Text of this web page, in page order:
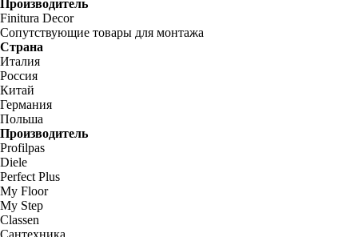
Производитель
Finitura Decor
Сопутствующие товары для монтажа
Страна
Италия
Россия
Китай
Германия
Польша
Производитель
Profilpas
Diele
Perfect Plus
My Floor
My Step
Classen
Сантехника